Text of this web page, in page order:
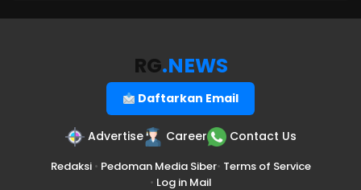
RG.NEWS
Daftarkan Email
Advertise Career Contact Us
Redaksi• Pedoman Media Siber• Terms of Service
• Log in Mail